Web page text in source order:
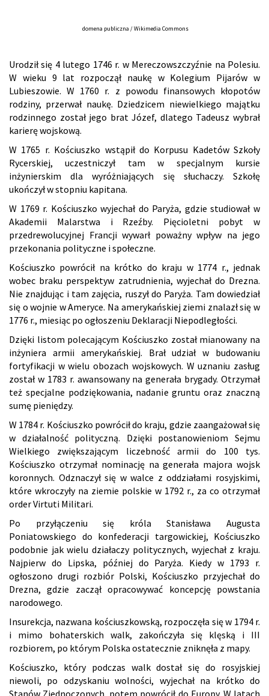
domena publiczna / Wikimedia Commons
Urodził się 4 lutego 1746 r. w Mereczowszczyźnie na Polesiu.
W wieku 9 lat rozpoczął naukę w Kolegium Pijarów w
Lubieszowie. W 1760 r. z powodu finansowych kłopotów
rodziny, przerwał naukę. Dziedzicem niewielkiego majątku
rodzinnego został jego brat Józef, dlatego Tadeusz wybrał
karierę wojskową.
W 1765 r. Kościuszko wstąpił do Korpusu Kadetów Szkoły
Rycerskiej, uczestniczył tam w specjalnym kursie
inżynierskim dla wyróżniających się słuchaczy. Szkołę
ukończył w stopniu kapitana.
W 1769 r. Kościuszko wyjechał do Paryża, gdzie studiował w
Akademii Malarstwa i Rzeźby. Pięcioletni pobyt w
przedrewolucyjnej Francji wywarł poważny wpływ na jego
przekonania polityczne i społeczne.
Kościuszko powrócił na krótko do kraju w 1774 r., jednak
wobec braku perspektyw zatrudnienia, wyjechał do Drezna.
Nie znajdując i tam zajęcia, ruszył do Paryża. Tam dowiedział
się o wojnie w Ameryce. Na amerykańskiej ziemi znalazł się w
1776 r., miesiąc po ogłoszeniu Deklaracji Niepodległości.
Dzięki listom polecającym Kościuszko został mianowany na
inżyniera armii amerykańskiej. Brał udział w budowaniu
fortyfikacji w wielu obozach wojskowych. W uznaniu zasług
został w 1783 r. awansowany na generała brygady. Otrzymał
też specjalne podziękowania, nadanie gruntu oraz znaczną
sumę pieniędzy.
W 1784 r. Kościuszko powrócił do kraju, gdzie zaangażował się
w działalność polityczną. Dzięki postanowieniom Sejmu
Wielkiego zwiększającym liczebność armii do 100 tys.
Kościuszko otrzymał nominację na generała majora wojsk
koronnych. Odznaczył się w walce z oddziałami rosyjskimi,
które wkroczyły na ziemie polskie w 1792 r., za co otrzymał
order Virtuti Militari.
Po przyłączeniu się króla Stanisława Augusta
Poniatowskiego do konfederacji targowickiej, Kościuszko
podobnie jak wielu działaczy politycznych, wyjechał z kraju.
Najpierw do Lipska, później do Paryża. Kiedy w 1793 r.
ogłoszono drugi rozbiór Polski, Kościuszko przyjechał do
Drezna, gdzie zaczął opracowywać koncepcję powstania
narodowego.
Insurekcja, nazwana kościuszkowską, rozpoczęła się w 1794 r.
i mimo bohaterskich walk, zakończyła się klęską i III
rozbiorem, po którym Polska ostatecznie zniknęła z mapy.
Kościuszko, który podczas walk dostał się do rosyjskiej
niewoli, po odzyskaniu wolności, wyjechał na krótko do
Stanów Zjednoczonych, potem powrócił do Europy. W latach